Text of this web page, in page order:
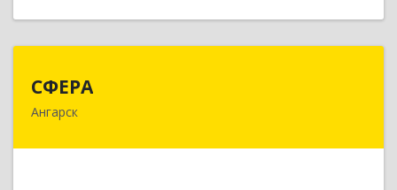
СФЕРА
Ангарск665816, Иркутская обл, Ангарск г, 177-й кв-л,